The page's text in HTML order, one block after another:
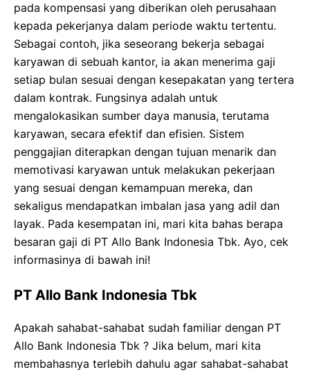
pada kompensasi yang diberikan oleh perusahaan
kepada pekerjanya dalam periode waktu tertentu.
Sebagai contoh, jika seseorang bekerja sebagai
karyawan di sebuah kantor, ia akan menerima gaji
setiap bulan sesuai dengan kesepakatan yang tertera
dalam kontrak. Fungsinya adalah untuk
mengalokasikan sumber daya manusia, terutama
karyawan, secara efektif dan efisien. Sistem
penggajian diterapkan dengan tujuan menarik dan
memotivasi karyawan untuk melakukan pekerjaan
yang sesuai dengan kemampuan mereka, dan
sekaligus mendapatkan imbalan jasa yang adil dan
layak. Pada kesempatan ini, mari kita bahas berapa
besaran gaji di PT Allo Bank Indonesia Tbk. Ayo, cek
informasinya di bawah ini!
PT Allo Bank Indonesia Tbk
Apakah sahabat-sahabat sudah familiar dengan PT
Allo Bank Indonesia Tbk ? Jika belum, mari kita
membahasnya terlebih dahulu agar sahabat-sahabat